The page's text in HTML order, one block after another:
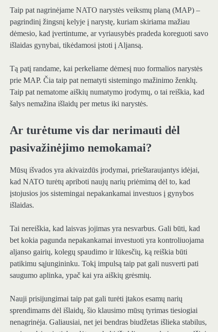
Taip pat nagrinėjame NATO narystės veiksmų planą (MAP) –
pagrindinį žingsnį kelyje į narystę, kuriam skiriama mažiau
dėmesio, kad įvertintume, ar vyriausybės pradeda koreguoti savo
išlaidas gynybai, tikėdamosi įstoti į Aljansą.
Tą patį randame, kai perkeliame dėmesį nuo formalios narystės
prie MAP. Čia taip pat nematyti sistemingo mažinimo ženklų.
Taip pat nematome aiškių numatymo įrodymų, o tai reiškia, kad
šalys nemažina išlaidų per metus iki narystės.
Ar turėtume vis dar nerimauti dėl
pasivažinėjimo nemokamai?
Mūsų išvados yra akivaizdūs įrodymai, prieštaraujantys idėjai,
kad NATO turėtų apriboti naujų narių priėmimą dėl to, kad
įstojusios jos sistemingai nepakankamai investuos į gynybos
išlaidas.
Tai nereiškia, kad laisvas jojimas yra nesvarbus. Gali būti, kad
bet kokia pagunda nepakankamai investuoti yra kontroliuojama
aljanso gairių, kolegų spaudimo ir lūkesčių, ką reiškia būti
patikimu sąjungininku. Tokį impulsą taip pat gali nusverti pati
saugumo aplinka, ypač kai yra aiškių grėsmių.
Nauji prisijungimai taip pat gali turėti įtakos esamų narių
sprendimams dėl išlaidų, šio klausimo mūsų tyrimas tiesiogiai
nenagrinėja. Galiausiai, net jei bendras biudžetas išlieka stabilus,